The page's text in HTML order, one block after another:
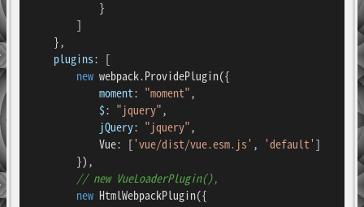
            }
        ]
    },
plugins: [
new webpack.ProvidePlugin({
moment: "moment",
$: "jquery",
jQuery: "jquery",
Vue: ['vue/dist/vue.esm.js' , 'default']
        }),
// new VueLoaderPlugin(),
new HtmlWebpackPlugin({